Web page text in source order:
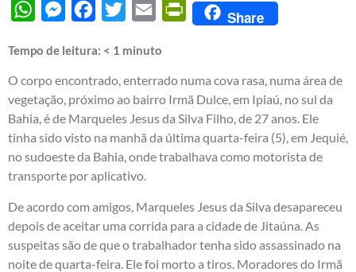
WhatsAppMessengerFacebook
Twitter Email PrintFriendly
Share
Tempo de leitura: < 1 minuto
O corpo encontrado, enterrado numa cova rasa, numa área de
vegetação, próximo ao bairro Irmã Dulce, em Ipiaú, no sul da
Bahia, é de Marqueles Jesus da Silva Filho, de 27 anos. Ele
tinha sido visto na manhã da última quarta-feira (5), em Jequié,
no sudoeste da Bahia, onde trabalhava como motorista de
transporte por aplicativo.
De acordo com amigos, Marqueles Jesus da Silva desapareceu
depois de aceitar uma corrida para a cidade de Jitaúna. As
suspeitas são de que o trabalhador tenha sido assassinado na
noite de quarta-feira. Ele foi morto a tiros. Moradores do Irmã